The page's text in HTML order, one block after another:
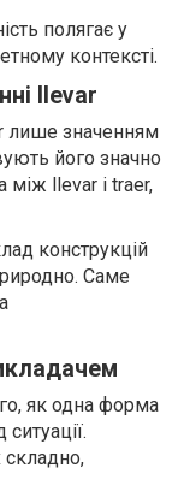
полягає у
контексті.
llevar
лише значенням
його значно
llevar і traer,
конструкцій
Саме
як одна форма
складно,